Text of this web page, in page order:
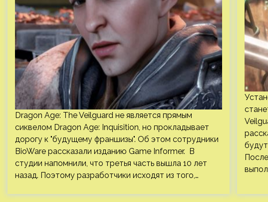
Dragon Age: The Veilguard не является прямым
сиквелом Dragon Age: Inquisition, но прокладывает
дорогу к "будущему франшизы". Об этом сотрудники
BioWare рассказали изданию Game Informer. В
студии напомнили, что третья часть вышла 10 лет
назад. Поэтому разработчики исходят из того,…